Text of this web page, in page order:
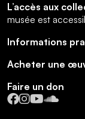
L’accès aux
musée est
Informations
Acheter une
Faire un don
Facebook
Instagram
YouTube